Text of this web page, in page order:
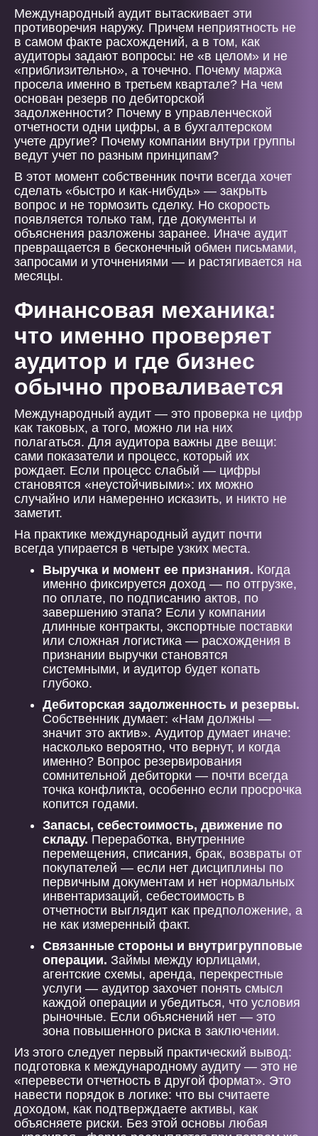
Международный аудит вытаскивает эти
противоречия наружу. Причем неприятность не
в самом факте расхождений, а в том, как
аудиторы задают вопросы: не «в целом» и не
«приблизительно», а точечно. Почему маржа
просела именно в третьем квартале? На чем
основан резерв по дебиторской
задолженности? Почему в управленческой
отчетности одни цифры, а в бухгалтерском
учете другие? Почему компании внутри группы
ведут учет по разным принципам?
В этот момент собственник почти всегда хочет
сделать «быстро и как-нибудь» — закрыть
вопрос и не тормозить сделку. Но скорость
появляется только там, где документы и
объяснения разложены заранее. Иначе аудит
превращается в бесконечный обмен письмами,
запросами и уточнениями — и растягивается на
месяцы.
Финансовая механика:
что именно проверяет
аудитор и где бизнес
обычно проваливается
Международный аудит — это проверка не цифр
как таковых, а того, можно ли на них
полагаться. Для аудитора важны две вещи:
сами показатели и процесс, который их
рождает. Если процесс слабый — цифры
становятся «неустойчивыми»: их можно
случайно или намеренно исказить, и никто не
заметит.
На практике международный аудит почти
всегда упирается в четыре узких места.
Выручка и момент ее признания. Когда
именно фиксируется доход — по отгрузке,
по оплате, по подписанию актов, по
завершению этапа? Если у компании
длинные контракты, экспортные поставки
или сложная логистика — расхождения в
признании выручки становятся
системными, и аудитор будет копать
глубоко.
Дебиторская задолженность и резервы.
Собственник думает: «Нам должны —
значит это актив». Аудитор думает иначе:
насколько вероятно, что вернут, и когда
именно? Вопрос резервирования
сомнительной дебиторки — почти всегда
точка конфликта, особенно если просрочка
копится годами.
Запасы, себестоимость, движение по
складу. Переработка, внутренние
перемещения, списания, брак, возвраты от
покупателей — если нет дисциплины по
первичным документам и нет нормальных
инвентаризаций, себестоимость в
отчетности выглядит как предположение, а
не как измеренный факт.
Связанные стороны и внутригрупповые
операции. Займы между юрлицами,
агентские схемы, аренда, перекрестные
услуги — аудитор захочет понять смысл
каждой операции и убедиться, что условия
рыночные. Если объяснений нет — это
зона повышенного риска в заключении.
Из этого следует первый практический вывод:
подготовка к международному аудиту — это не
«перевести отчетность в другой формат». Это
навести порядок в логике: что вы считаете
доходом, как подтверждаете активы, как
объясняете риски. Без этой основы любая